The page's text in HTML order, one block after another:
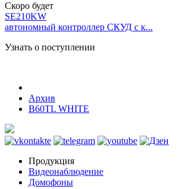
Скоро будет
SE210KW
автономный контроллер СКУД с к...
Узнать о поступлении
Архив
B60TL WHITE
Продукция
Видеонаблюдение
Домофоны